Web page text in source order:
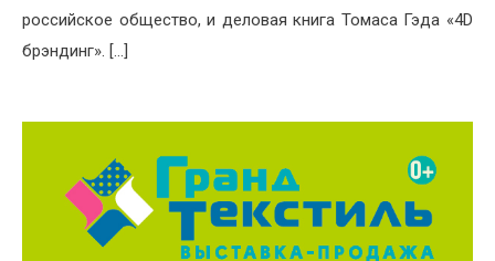
российское общество, и деловая книга Томаса Гэда «4D
брэндинг». […]